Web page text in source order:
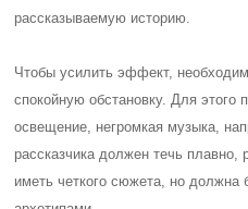
рассказываемую историю.
Чтобы усилить эффект,
спокойную обстановку. Для этого
освещение, негромкая музыка,
рассказчика должен течь
иметь четкого сюжета, но должна